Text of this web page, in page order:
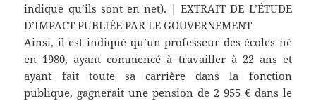
indique qu’ils sont en net). | EXTRAIT DE L’ÉTUDE
D’IMPACT PUBLIÉE PAR LE GOUVERNEMENT
Ainsi, il est indiqué qu’un professeur des écoles né
en 1980, ayant commencé à travailler à 22 ans et
ayant fait toute sa carrière dans la fonction
publique, gagnerait une pension de 2 955 € dans le